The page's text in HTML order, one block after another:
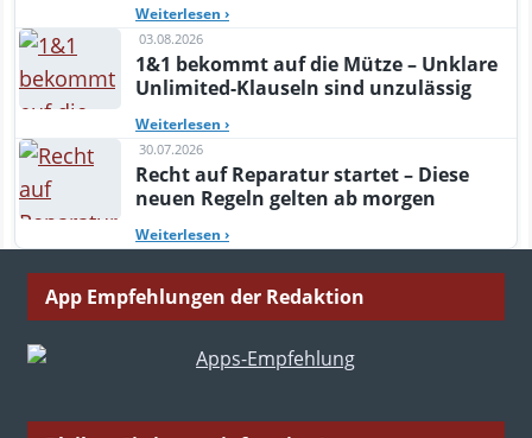
Weiterlesen ›
03.08.2026
1&1 bekommt auf die Mütze – Unklare
Unlimited-Klauseln sind unzulässig
Weiterlesen ›
30.07.2026
Recht auf Reparatur startet – Diese
neuen Regeln gelten ab morgen
Weiterlesen ›
App Empfehlungen der Redaktion